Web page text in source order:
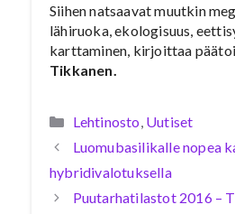
Siihen natsaavat muutkin
lähiruoka, ekologisuus,
karttaminen, kirjoittaa
Tikkanen.
Kategoriat
Lehtinosto Uutiset
Luomubasilikalle nopea
hybridivalotuksella
Puutarhatilastot 2016 –